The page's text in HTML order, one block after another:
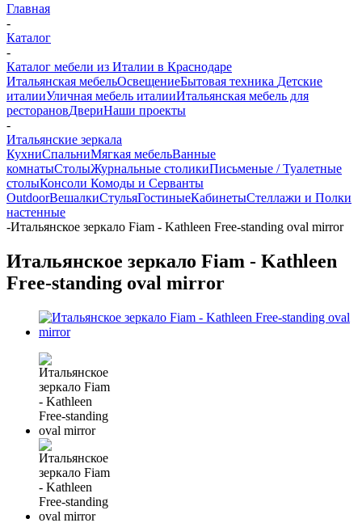
Главная
-
Каталог
-
Каталог мебели из Италии в Краснодаре
Итальянская мебельОсвещениеБытовая техника Детские
италииУличная мебель италииИтальянская мебель для
ресторановДвериНаши проекты
-
Итальянские зеркала
КухниСпальниМягкая мебельВанные
комнатыСтолыЖурнальные столикиПисьменые / Туалетные
столыКонсоли Комоды и Серванты
OutdoorВешалкиСтульяГостиныеКабинетыСтеллажи и Полки
настенные
-Итальянское зеркало Fiam - Kathleen Free-standing oval mirror
Итальянское зеркало Fiam - Kathleen
Free-standing oval mirror